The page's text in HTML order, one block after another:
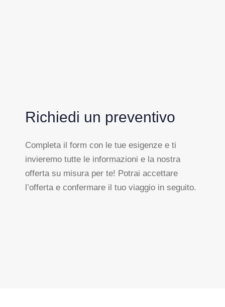
Richiedi un preventivo
Completa il form con le tue esigenze e ti
invieremo tutte le informazioni e la nostra
offerta su misura per te! Potrai accettare
l’offerta e confermare il tuo viaggio in seguito.